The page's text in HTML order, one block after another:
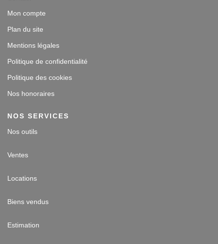
Mon compte
Plan du site
Mentions légales
Politique de confidentialité
Politique des cookies
Nos honoraires
NOS SERVICES
Nos outils
Ventes
Locations
Biens vendus
Estimation